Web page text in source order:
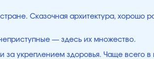
Сказочная архитектура,
— здесь их множество.
укреплением здоровья. Чаще всего